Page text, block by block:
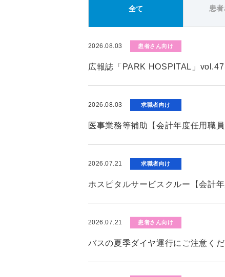
全て 患
2026.08.03 患者さん向け
広報誌「PARK HOSPITAL」
2026.08.03 求職者向け
医事業務等補助【会計年度任用職員
2026.07.21 求職者向け
ホスピタルサービスクルー【会計
2026.07.21 患者さん向け
バスの夏季ダイヤ運行にご注意く